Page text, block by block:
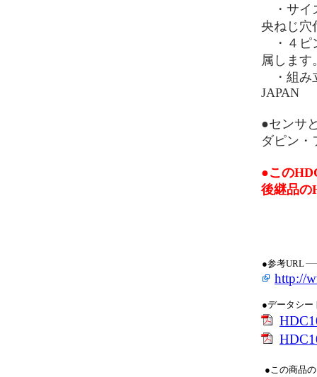
・サイ
央ねじ穴
・４ピ
属します
・組み
JAPAN
●センサ
ダピン・
●この
後継品の
●参考URL
http://
●データシー
●この商品